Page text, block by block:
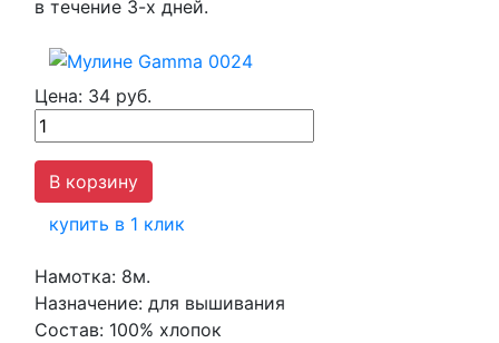
в течение 3-х дней.
Цена: 34 руб.
купить в 1 клик
Намотка: 8м.
Назначение: для вышивания
Состав: 100% хлопок